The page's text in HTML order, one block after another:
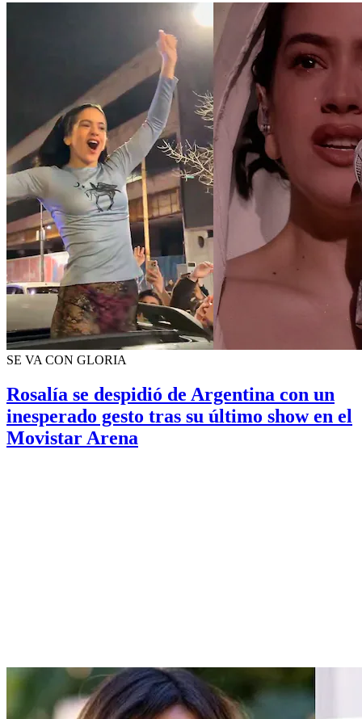
SE VA CON GLORIA
Rosalía se despidió de Argentina con un
inesperado gesto tras su último show en el
Movistar Arena